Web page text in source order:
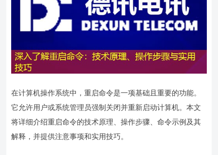
在计算机操作系统中，重启命令是一项基础且重要的功能。
它允许用户或系统管理员强制关闭并重新启动计算机。本文
将详细介绍重启命令的技术原理、操作步骤、命令示例及其
解释，并提供注意事项和实用技巧。